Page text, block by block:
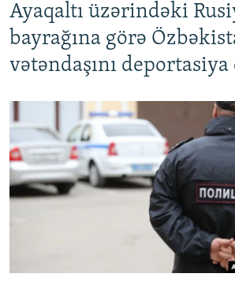
Ayaqaltı üzərindəki
bayrağına görə
vətəndaşını